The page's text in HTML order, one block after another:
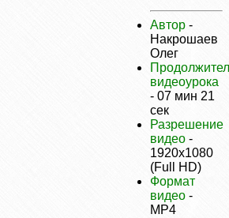
Автор -
Накрошаев
Олег
видеоурока
- 07 мин 21
сек
Разрешение
видео -
1920х1080
(Full HD)
Формат
видео -
MP4